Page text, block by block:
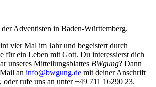
Adventisten in Baden-Württemberg.
vier Mal im Jahr und begeistert durch
für ein Leben mit Gott. Du interessierst dich
unseres Mitteilungsblattes BWgung? Dann
an info@bwgung.de mit deiner Anschrift
oder rufe uns an unter +49 711 16290 23.